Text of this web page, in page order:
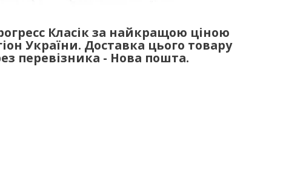
Класік за найкращою ціною
України. Доставка цього товару
перевізника - Нова пошта.